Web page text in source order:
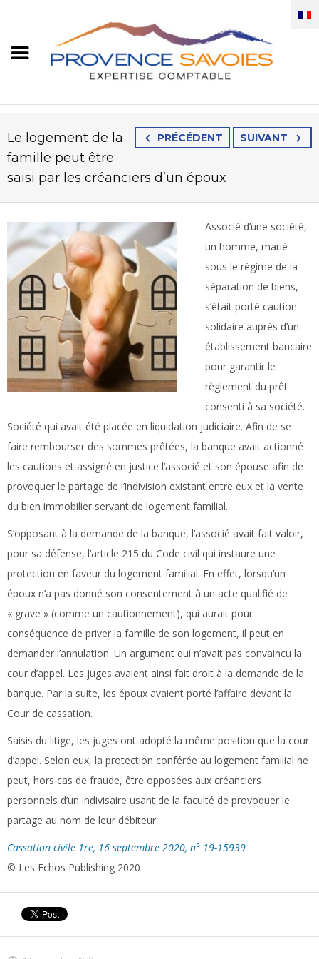
PRÉCÉDENT SUIVANT
Le logement de la
famille peut être
saisi par les créanciers d’un époux
Associé d’une société,
un homme, marié
sous le régime de la
séparation de biens,
s’était porté caution
solidaire auprès d’un
établissement bancaire
pour garantir le
règlement du prêt
consenti à sa société.
Société qui avait été placée en liquidation judiciaire. Afin de se
faire rembourser des sommes prêtées, la banque avait actionné
les cautions et assigné en justice l’associé et son épouse afin de
provoquer le partage de l’indivision existant entre eux et la vente
du bien immobilier servant de logement familial.
S’opposant à la demande de la banque, l’associé avait fait valoir,
pour sa défense, l’article 215 du Code civil qui instaure une
protection en faveur du logement familial. En effet, lorsqu’un
époux n’a pas donné son consentement à un acte qualifié de
« grave » (comme un cautionnement), qui aurait pour
conséquence de priver la famille de son logement, il peut en
demander l’annulation. Un argument qui n’avait pas convaincu la
cour d’appel. Les juges avaient ainsi fait droit à la demande de la
banque. Par la suite, les époux avaient porté l’affaire devant la
Cour de cassation.
Saisis du litige, les juges ont adopté la même position que la cour
d’appel. Selon eux, la protection conférée au logement familial ne
peut, hors cas de fraude, être opposées aux créanciers
personnels d’un indivisaire usant de la faculté de provoquer le
partage au nom de leur débiteur.
Cassation civile 1re, 16 septembre 2020, n° 19-15939
© Les Echos Publishing 2020